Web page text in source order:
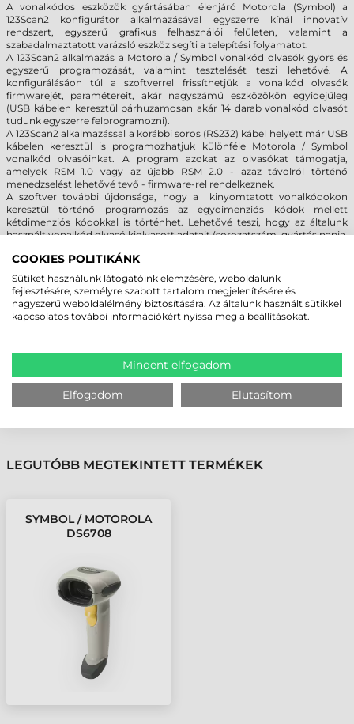
A vonalkódos eszközök gyártásában élenjáró Motorola (Symbol) a
123Scan2 konfigurátor alkalmazásával egyszerre kínál innovatív
rendszert, egyszerű grafikus felhasználói felületen, valamint a
szabadalmaztatott varázsló eszköz segíti a telepítési folyamatot.
A 123Scan2 alkalmazás a Motorola / Symbol vonalkód olvasók gyors és
egyszerű programozását, valamint tesztelését teszi lehetővé. A
konfigurálásáon túl a szoftverrel frissíthetjük a vonalkód olvasók
firmwarejét, paramétereit, akár nagyszámú eszközökön egyidejűleg
(USB kábelen keresztül párhuzamosan akár 14 darab vonalkód olvasót
tudunk egyszerre felprogramozni).
A 123Scan2 alkalmazással a korábbi soros (RS232) kábel helyett már USB
kábelen keresztül is programozhatjuk különféle Motorola / Symbol
vonalkód olvasóinkat. A program azokat az olvasókat támogatja,
amelyek RSM 1.0 vagy az újabb RSM 2.0 - azaz távolról történő
menedzselést lehetővé tevő - firmware-rel rendelkeznek.
A szoftver további újdonsága, hogy a kinyomtatott vonalkódokon
keresztül történő programozás az egydimenziós kódok mellett
kétdimenziós kódokkal is történhet. Lehetővé teszi, hogy az általunk
használt vonalkód olvasó kiolvasott adatait (sorozatszám, gyártás napja,
Az 123Scan2 kompatibilis a legnépszerűbb irodai alkalmazásokkal,
lehetővé teszi a felhasználóknak, hogy létrehozzanak és továbbítsanak
e-mail konfigurációs fájlokat, mentsék a vonalkód konfigurációs lapokat
Microsoft Word dokumentummá, illetve eszköz nyomkövetési adatok
szolgáltat közvetlenül a Microsoft Access alkalmazásnak.
MEGBÍZHAT BENNÜNK! ISMERJE MEG
VÁSÁRLÓINK VÉLEMÉNYÉT
LEGUTÓBB MEGTEKINTETT TERMÉKEK
SYMBOL / MOTOROLA
DS6708
COOKIES POLITIKÁNK
Sütiket használunk látogatóink elemzésére, weboldalunk
fejlesztésére, személyre szabott tartalom megjelenítésére és
nagyszerű weboldalélmény biztosítására. Az általunk használt sütikkel
kapcsolatos további információkért nyissa meg a beállításokat.
Mindent elfogadom
Elfogadom Elutasítom